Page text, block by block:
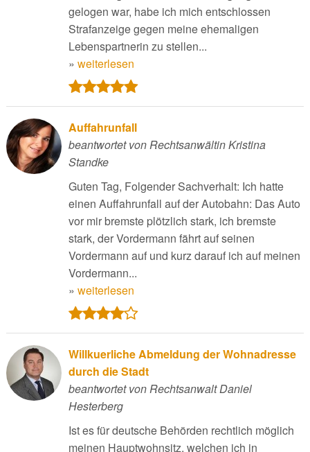
gelogen war, habe ich mich entschlossen
Strafanzeige gegen meine ehemaligen
Lebenspartnerin zu stellen...
» weiterlesen
Auffahrunfall
beantwortet von Rechtsanwältin Kristina
Standke
Guten Tag, Folgender Sachverhalt: Ich hatte
einen Auffahrunfall auf der Autobahn: Das Auto
vor mir bremste plötzlich stark, ich bremste
stark, der Vordermann fährt auf seinen
Vordermann auf und kurz darauf ich auf meinen
Vordermann...
» weiterlesen
Willkuerliche Abmeldung der Wohnadresse
durch die Stadt
beantwortet von Rechtsanwalt Daniel
Hesterberg
Ist es für deutsche Behörden rechtlich möglich
meinen Hauptwohnsitz, welchen ich in